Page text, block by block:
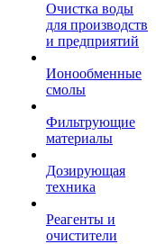
Очистка воды
для производств
и предприятий
Ионообменные
смолы
Фильтрующие
материалы
Дозирующая
техника
Реагенты и
очистители